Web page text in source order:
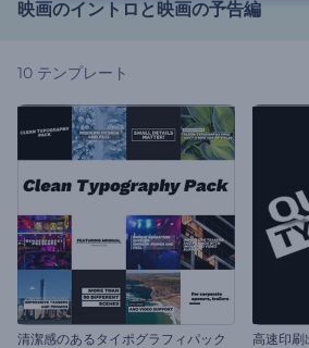
映画のイントロと映画の予告編
10 テンプレート
清潔感のあるタイポグラフィパック
高速印刷